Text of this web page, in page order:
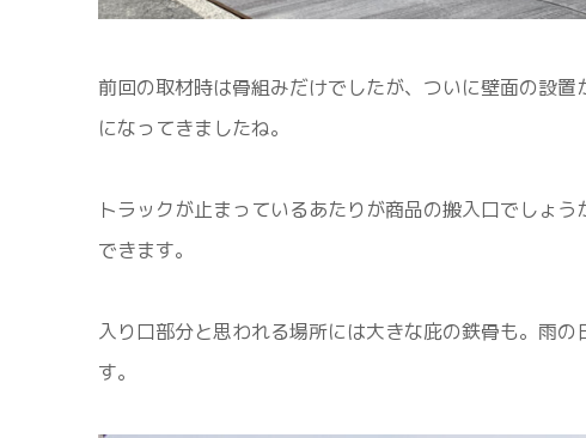
前回の取材時は骨組みだけでしたが、ついに壁面の設
になってきましたね。
トラックが止まっているあたりが商品の搬入口でしょ
できます。
入り口部分と思われる場所には大きな庇の鉄骨も。雨
す。